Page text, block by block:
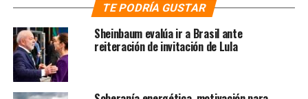
de Camerún comenzó a tambalearse hasta que sus
tripulantes cayeron al agua. Aunque no se conoce el
punto del cual salió la embarcación, se cree que salió de
la costa de Guatemala o del sur de Chiapas y tenía como
destino el estado de Oaxaca, puntualmente en el Istmo
de Tehuantepec. Cuerpos de rescate lograron auxiliar a
TE PODRÍA GUSTAR
Sheinbaum evalúa ir a Brasil ante
reiteración de invitación de Lula